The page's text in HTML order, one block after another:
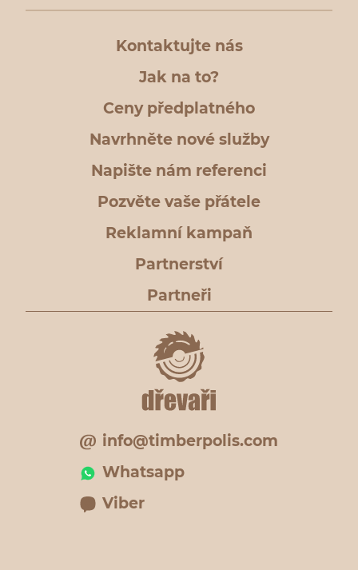
Kontaktujte nás
Jak na to?
Ceny předplatného
Navrhněte nové služby
Napište nám referenci
Pozvěte vaše přátele
Reklamní kampaň
Partnerství
Partneři
info@timberpolis.com
Whatsapp
Viber